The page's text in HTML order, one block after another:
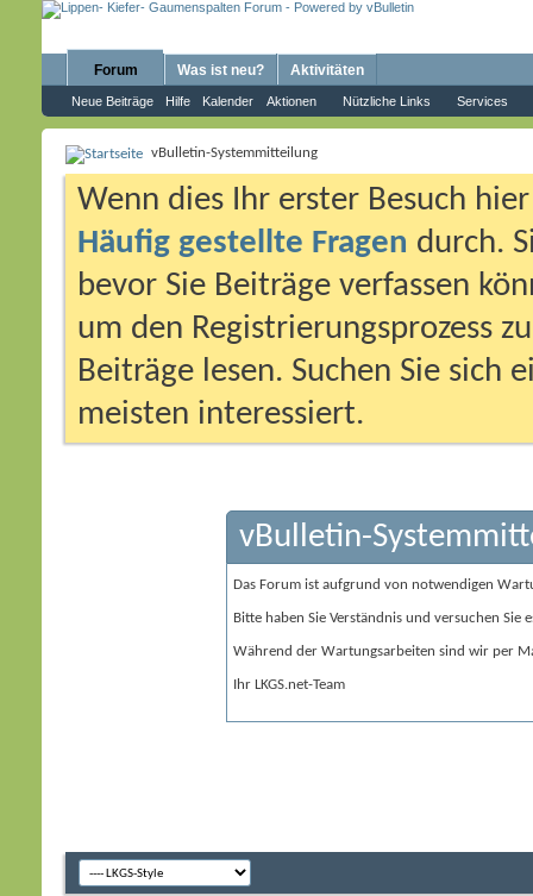
Forum
Neue Beiträge Hilfe Kalender Aktionen Nützliche Links Services
Was ist neu? Aktivitäten
vBulletin-Systemmitteilung
Wenn dies Ihr erster Besuch
Häufig gestellte Fragen durch.
bevor Sie Beiträge verfassen
um den Registrierungsprozess
Beiträge lesen. Suchen Sie sich
meisten interessiert.
vBulletin-
Das Forum ist aufgrund von notwendigen
Bitte haben Sie Verständnis und versuchen Sie
Während der Wartungsarbeiten sind wir per
Ihr LKGS.net-Team